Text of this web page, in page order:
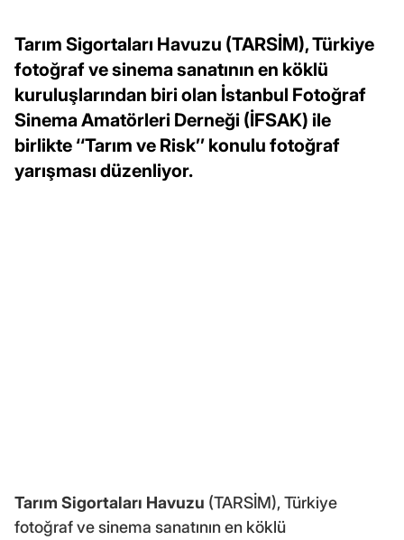
Tarım Sigortaları Havuzu (TARSİM), Türkiye
fotoğraf ve sinema sanatının en köklü
kuruluşlarından biri olan İstanbul Fotoğraf
Sinema Amatörleri Derneği (İFSAK) ile
birlikte ‘‘Tarım ve Risk’’ konulu fotoğraf
yarışması düzenliyor.
Tarım Sigortaları Havuzu (TARSİM), Türkiye
fotoğraf ve sinema sanatının en köklü